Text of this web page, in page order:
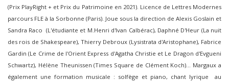
(Prix PlayRight + et Prix du Patrimoine en 2021). Licence de Lettres Modernes
parcours FLE à la Sorbonne (Paris). Joue sous la direction de Alexis Goslain et
Sandra Raco (L'étudiante et M.Henri d'Ivan Calbérac), Daphné D'Heur (La nuit
des rois de Shakespeare), Thierry Debroux (Lysistrata d'Aristophane), Fabrice
Gardin (Le Crime de l'Orient Express d'Agatha Christie et Le Dragon d'Evgueni
Schwartz), Hélène Theunissen (Times Square de Clément Koch)... Margaux a
également une formation musicale : solfège et piano, chant lyrique au